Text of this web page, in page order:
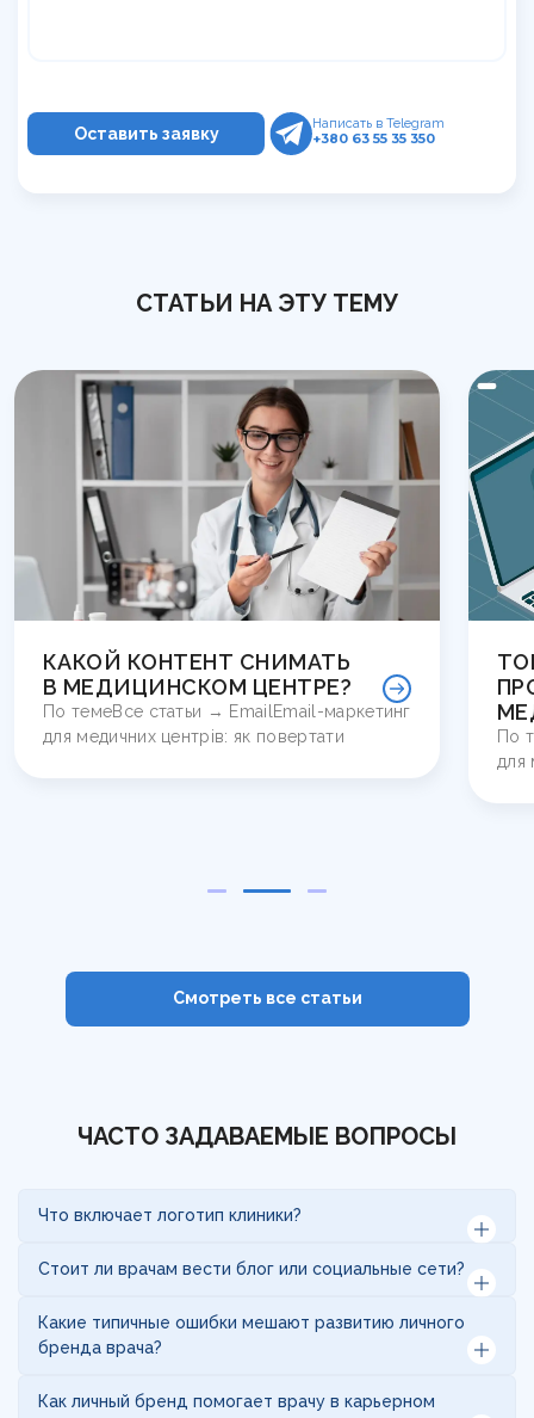
Написать в Telegram
+380 63 55 35 350
СТАТЬИ НА ЭТУ ТЕМУ
ТОП 5 ОШИБОК ПРИ SEO-
ПРОДВИЖЕНИИ САЙТА
МЕДЦЕНТРА
По темеВсе статьи → EmailEmail-маркетинг
НА
По
Смотреть все статьи
ЧАСТО ЗАДАВАЕМЫЕ ВОПРОСЫ
Что включает логотип клиники?
конкурентов, выявление сильных сторон клиники и
отражает специфику клиники и работает на
узнаваемость и доверие. Результат — целостный
доверие пациентов.
Стоит ли врачам вести блог или социальные сети?
— это современный инструмент коммуникации с
пациентами и коллегами. Регулярное создание
популярные вопросы, советы по здоровью или
Какие типичные ошибки мешают развитию личного
бренда врача?
публикации, размытую специализацию или
Как личный бренд помогает врачу в карьерном